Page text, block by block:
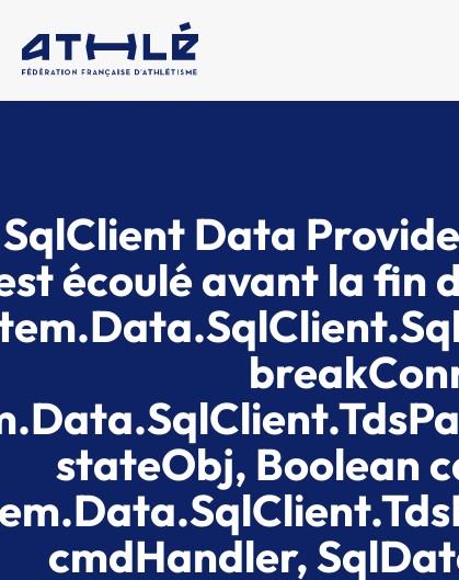
Data
écoulé avant la fin
stateObj, Boolean
cmdHandler,